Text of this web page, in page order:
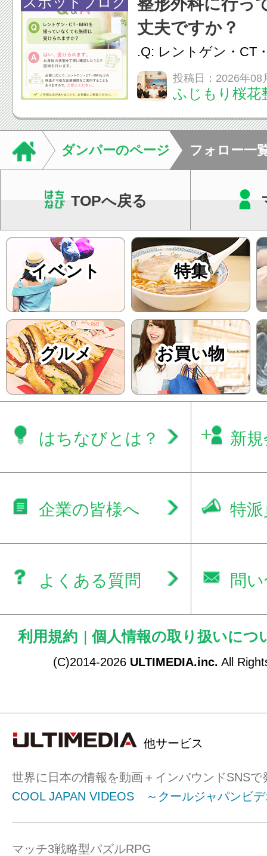
し、お一人おひとり
をご提案します。.#
整形外科に行っ
丈夫ですか？
.Q: レントゲン・CT
いなくても施術は受
A: はい、受けられま
態を丁寧に確認した
います。必要に応じ
ン・CT・MRIなどの
投稿日：2026年08
ふじもり桜花
ダンパーのページ フォロー一
TOPへ戻る
イベント 特集
グルメ お買い物
はちなびとは？ 新
企業の皆様へ 特
よくある質問 問
利用規約 | 個人情報の取り扱いにつ
(C)2014-2026 ULTIMEDIA.inc. All
他サービス
世界に日本の情報を動画＋インバウンドSNSで
COOL JAPAN VIDEOS ～クールジャパンビ
マッチ3戦略型パズルRPG